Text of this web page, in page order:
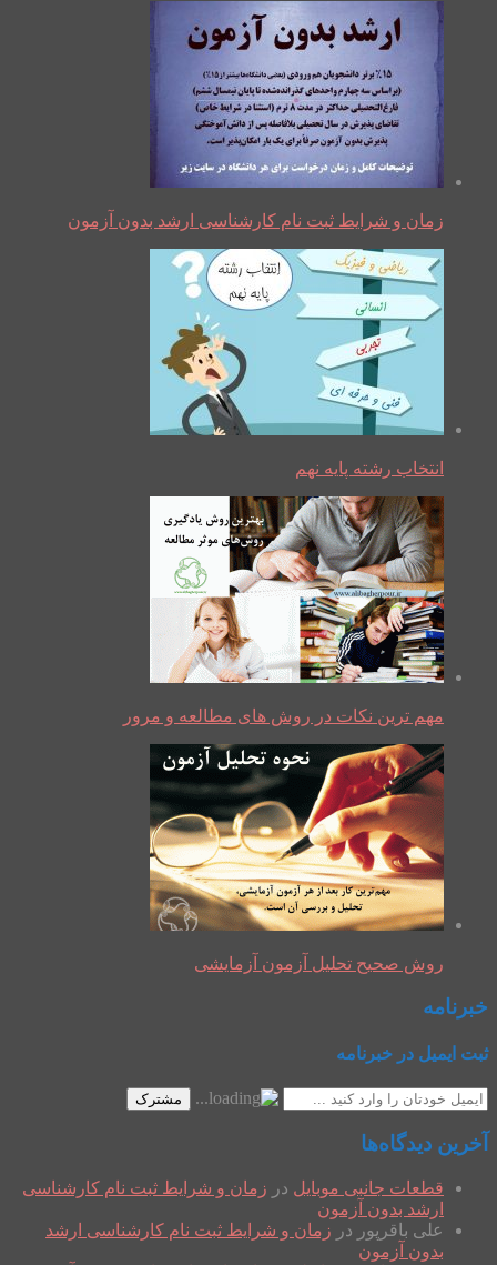
زمان و شرایط ثبت نام کارشناسی ارشد بدون آزمون
انتخاب رشته پایه نهم
مهم ترین نکات در روش های مطالعه و مرور
روش صحیح تحلیل آزمون آزمایشی
خبرنامه
ثبت ایمیل در خبرنامه
مشترک
آخرین دیدگاه‌ها
قطعات جانبی موبایل در زمان و شرایط ثبت نام کارشناسی
ارشد بدون آزمون
علی باقرپور در زمان و شرایط ثبت نام کارشناسی ارشد
بدون آزمون